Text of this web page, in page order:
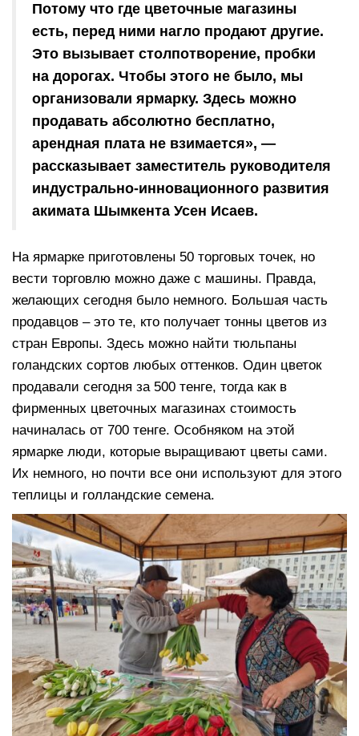
Потому что где цветочные магазины
есть, перед ними нагло продают другие.
Это вызывает столпотворение, пробки
на дорогах. Чтобы этого не было, мы
организовали ярмарку. Здесь можно
продавать абсолютно бесплатно,
арендная плата не взимается», —
рассказывает заместитель руководителя
индустрально-инновационного развития
акимата Шымкента Усен Исаев.
На ярмарке приготовлены 50 торговых точек, но
вести торговлю можно даже с машины. Правда,
желающих сегодня было немного. Большая часть
продавцов – это те, кто получает тонны цветов из
стран Европы. Здесь можно найти тюльпаны
голандских сортов любых оттенков. Один цветок
продавали сегодня за 500 тенге, тогда как в
фирменных цветочных магазинах стоимость
начиналась от 700 тенге. Особняком на этой
ярмарке люди, которые выращивают цветы сами.
Их немного, но почти все они используют для этого
теплицы и голландские семена.